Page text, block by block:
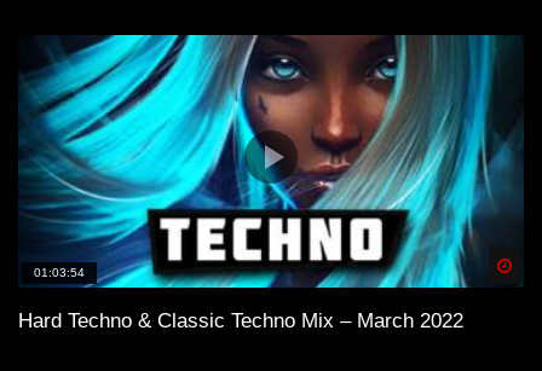
01:03:54
Hard Techno & Classic Techno Mix – March 2022